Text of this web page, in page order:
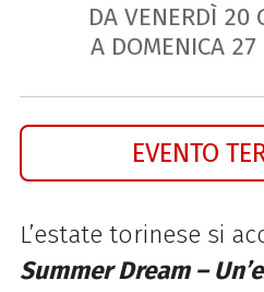
DA VENERDÌ 20
A DOMENICA 27
EVENTO
L’estate torinese si
Summer Dream –